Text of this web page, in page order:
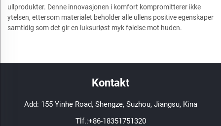
ullprodukter. Denne innovasjonen i komfort kompromitterer ikke
ytelsen, ettersom materialet beholder alle ullens positive egenskaper
samtidig som det gir en luksuriøst myk følelse mot huden.
Kontakt
Add: 155 Yinhe Road, Shengze, Suzhou, Jiangsu, Kina
Tlf.:+86-18351751320